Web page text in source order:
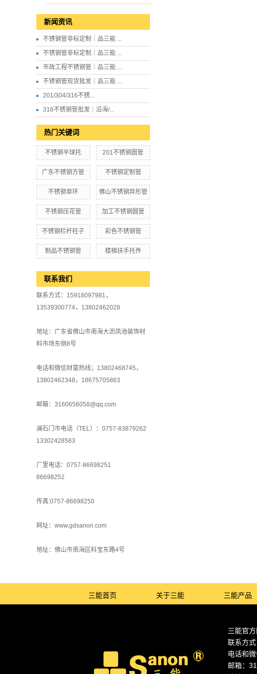
新闻资讯
不锈钢管非标定制｜品三能 ...
不锈钢管非标定制｜品三能 ...
市政工程不锈钢管｜品三能 ...
不锈钢管现货批发｜品三能 ...
201/304/316不锈...
316不锈钢管批发｜沿海/...
热门关键词
不锈钢半球托 201不锈钢圆管
广东不锈钢方管 不锈钢定制管
不锈钢单环 佛山不锈钢异形管
不锈钢压花管 加工不锈钢圆管
不锈钢栏杆柱子 彩色不锈钢管
制品不锈钢管 楼梯扶手托件
联系我们
联系方式：15918097981，
13539300774，13802462028
地址：广东省佛山市南海大沥凤池装饰材
料市场东侧8号
电话和微信财富热线；13802468745，
13802462348，18675705863
邮箱：3160656058@qq.com
澜石门市电话（TEL）：0757-83879262
13302428583
厂里电话：0757-86698251
86698252
传真:0757-86698250
网址：www.gdsanon.com
地址：佛山市南海区科宝东路4号
三能首页 关于三能 三能产品
三能官
联系方
电话和
邮箱：